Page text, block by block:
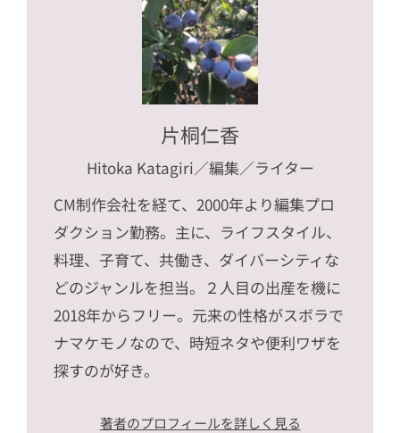
片桐仁香
Hitoka Katagiri／編集／ライター
CM制作会社を経て、2000年より編集プロ
ダクション勤務。主に、ライフスタイル、
料理、子育て、共働き、ダイバーシティな
どのジャンルを担当。２人目の出産を機に
2018年からフリー。元来の性格がスボラで
ナマケモノなので、時短ネタや便利ワザを
探すのが好き。
著者のプロフィールを詳しく見る